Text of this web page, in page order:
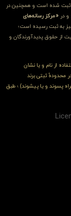
ثبت شده است و همچنین در
و در «مرکز رسانه‌های
شامَد: ۱-۳-۶۵-۷۱۲۳۹۹-۱-۱ ، نیز به ثبت رسیده است؛
از حقوق پدیدآورندگان و
از نام و یا نشان
محدودهٔ ثبتی برند
پسوند و یا پیشوند) ؛ طبق